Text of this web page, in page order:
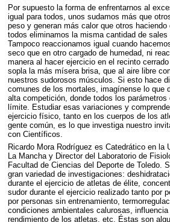
Por supuesto la forma de enfrentarnos al
igual para todos, unos sudamos más que
peso y generan más calor que otros
todos eliminamos la misma cantidad de sales
Tampoco reaccionamos igual cuando
seco que en otro cargado de humedad, ni
manera al hacer ejercicio en el recinto
sopla la más mísera brisa, que al aire libre
nuestros sudorosos músculos. Si esto hace
comunes de los mortales, imagínense lo que
alta competición, donde todos los parámetros
límite. Estudiar esas variaciones y
ejercicio físico, tanto en los cuerpos de los
gente común, es lo que investiga nuestro
con Científicos.
Ricardo Mora Rodríguez es Catedrático en la
La Mancha y Director del Laboratorio de
Facultad de Ciencias del Deporte de Toledo.
gran variedad de investigaciones:
durante el ejercicio de atletas de élite,
sudor durante el ejercicio realizado tanto por
por personas sin entrenamiento,
condiciones ambientales calurosas,
rendimiento de los atletas, etc. Éstas son